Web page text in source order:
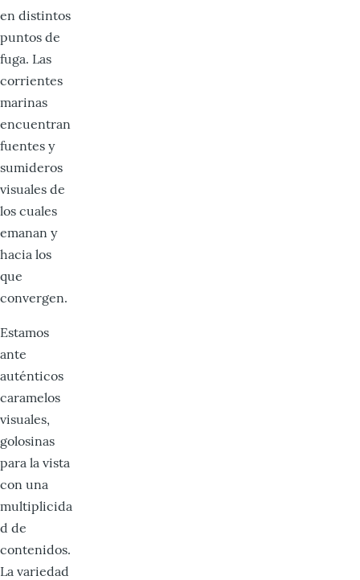
en distintos
puntos de
fuga. Las
corrientes
marinas
encuentran
fuentes y
sumideros
visuales de
los cuales
emanan y
hacia los
que
convergen.
Estamos
ante
auténticos
caramelos
visuales,
golosinas
para la vista
con una
multiplicida
d de
contenidos.
La variedad